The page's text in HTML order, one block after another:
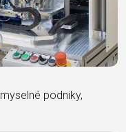
podniky,